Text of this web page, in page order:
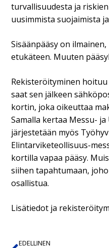
turvallisuudesta ja
uusimmista suojaimista
Sisäänpääsy on
etukäteen. Muuten
Rekisteröityminen
saat sen jälkeen
kortin, joka oikeuttaa
Samalla kertaa Messu-
järjestetään myös
Elintarviketeollisuus-
kortilla vapaa pääsy.
siihen tapahtumaan,
osallistua.
Lisätiedot ja
EDELLINEN